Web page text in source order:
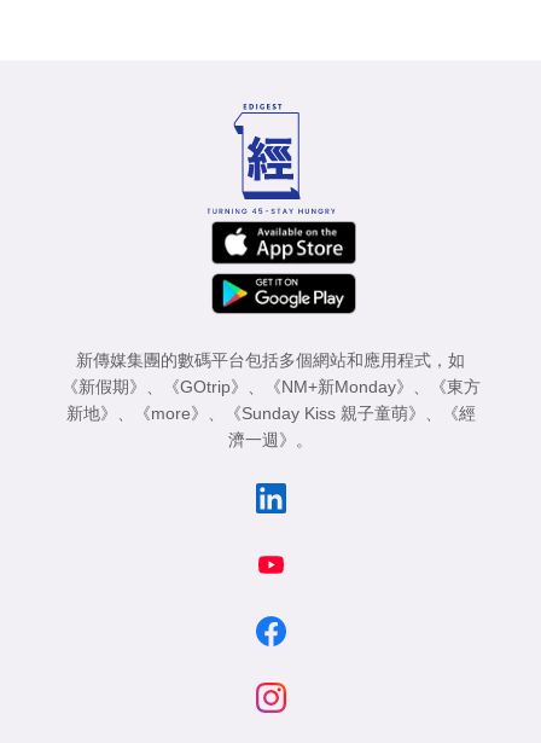
新傳媒集團的數碼平台包括多個網站和應用程式，如
《新假期》
《GOtrip》 《NM+新Monday》
《東方
新地》
《more》 《Sunday Kiss 親子童萌》
《經
濟一週》
。